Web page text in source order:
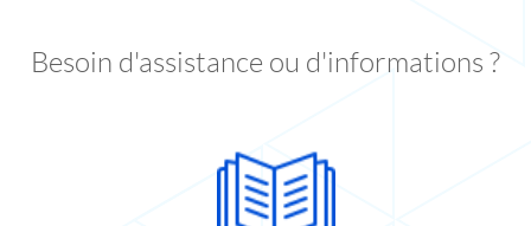
Besoin d'assistance ou d'informations ?